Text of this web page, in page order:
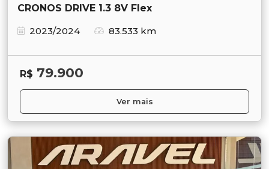
CRONOS DRIVE 1.3 8V Flex
2023/2024
83.533 km
R$ 79.900
Ver mais